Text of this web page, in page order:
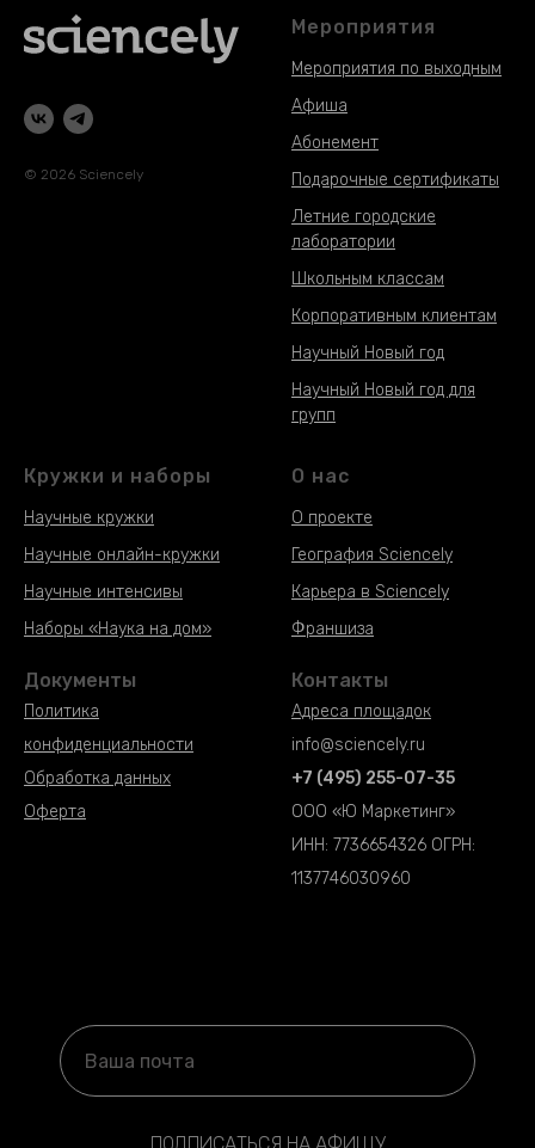
© 2026 Sciencely
Мероприятия
Мероприятия по выходным
Афиша
Абонемент
Подарочные сертификаты
Летние городские
лаборатории
Школьным классам
Корпоративным клиентам
Научный Новый год
Научный Новый год для
групп
Кружки и наборы
Научные кружки
Научные онлайн-кружки
Научные интенсивы
Наборы «Наука на дом»
Документы
Политика
конфиденциальности
Обработка данных
Оферта
О нас
О проекте
География Sciencely
Карьера в Sciencely
Франшиза
Контакты
Адреса площадок
info@sciencely.ru
+7 (495) 255-07-35
ООО «Ю Маркетинг»
ИНН: 7736654326 ОГРН:
1137746030960